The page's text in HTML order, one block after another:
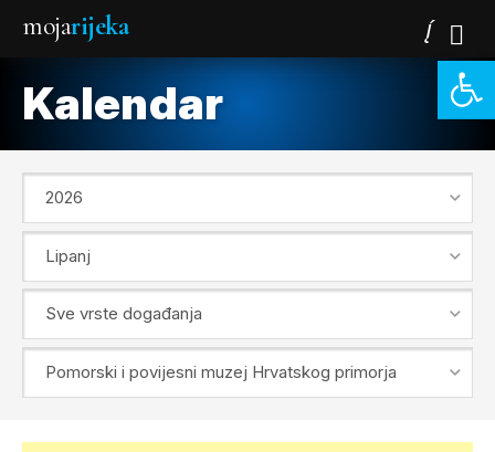
mojarijeka
Kalendar